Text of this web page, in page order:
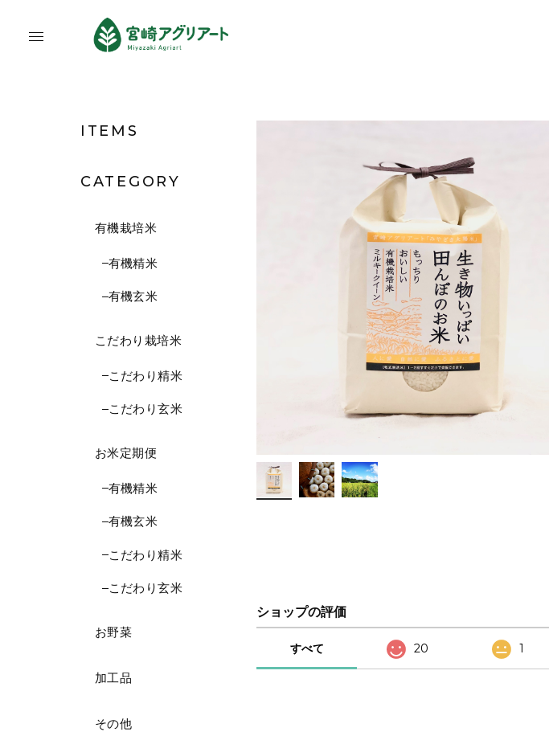
ITEMS
CATEGORY
有機栽培米
有機精米
有機玄米
こだわり栽培米
こだわり精米
こだわり玄米
お米定期便
有機精米
有機玄米
こだわり精米
こだわり玄米
お野菜
加工品
その他
ショップの評価
すべて 20 1